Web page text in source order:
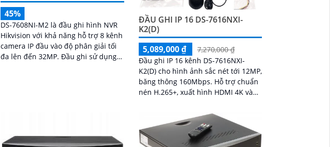
45%
DS-7608NI-M2 là đầu ghi hình NVR
Hikvision với khả năng hỗ trợ 8 kênh
camera IP đầu vào độ phân giải tối
đa lên đến 32MP. Đầu ghi sử dụng
ĐẦU GHI IP 16 DS-7616NXI-
K2(D)
5,089,000 ₫
7,270,000 ₫
Đầu ghi IP 16 kênh DS-7616NXI-
K2(D) cho hình ảnh sắc nét tới 12MP,
băng thông 160Mbps. Hỗ trợ chuẩn
nén H.265+, xuất hình HDMI 4K và